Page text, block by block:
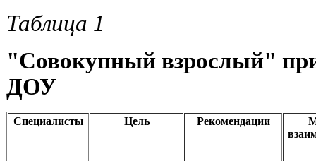
Таблица 1
"Совокупный взрослый"
ДОУ
Специалисты Цель Рекомендации